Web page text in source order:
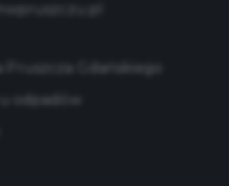
Gdańskiego
odpadów